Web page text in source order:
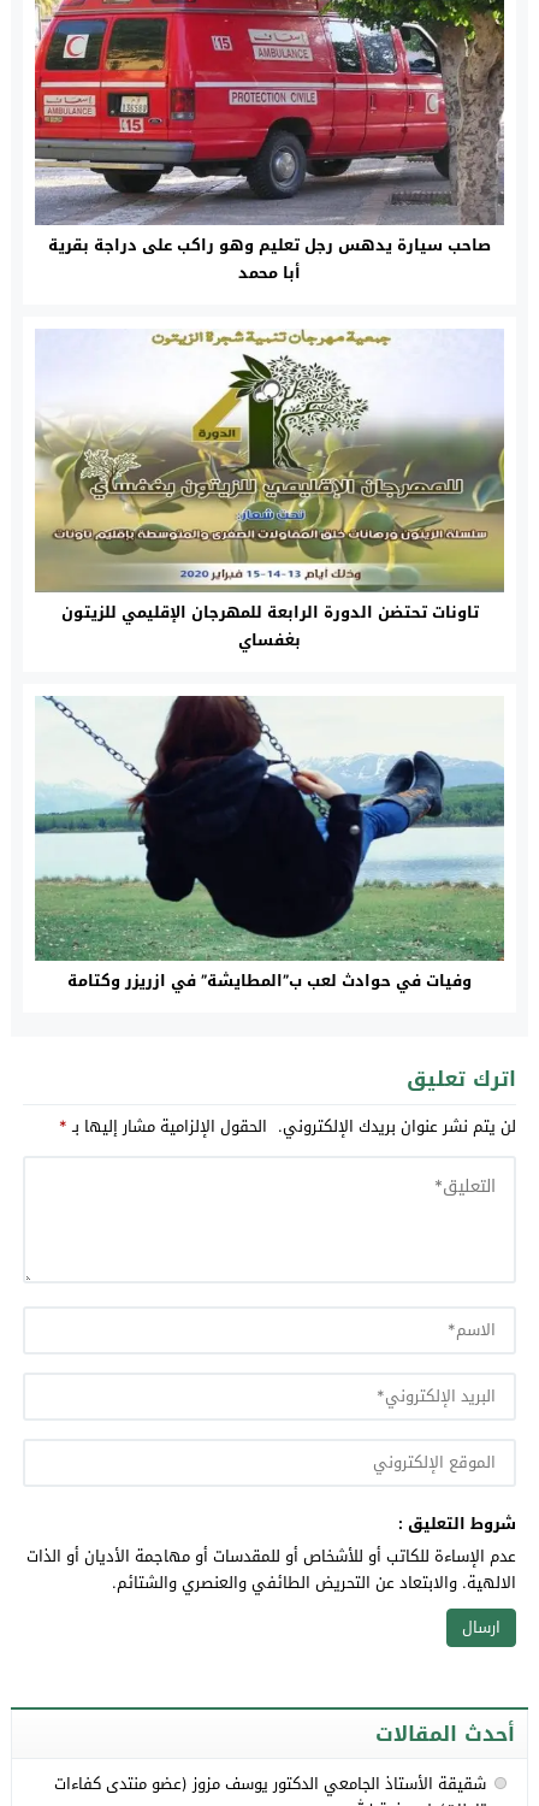
صاحب سيارة يدهس رجل تعليم وهو راكب على دراجة بقرية
أبا محمد
تاونات تحتضن الدورة الرابعة للمهرجان الإقليمي للزيتون
بغفساي
وفيات في حوادث لعب ب”المطايشة” في ازريزر وكتامة
اترك تعليق
لن يتم نشر عنوان بريدك الإلكتروني. الحقول الإلزامية مشار إليها بـ*
شروط التعليق :
عدم الإساءة للكاتب أو للأشخاص أو للمقدسات أو مهاجمة الأديان أو الذات
الالهية. والابتعاد عن التحريض الطائفي والعنصري والشتائم.
أحدث المقالات
شقيقة الأستاذ الجامعي الدكتور يوسف مزوز (عضو منتدى كفاءات